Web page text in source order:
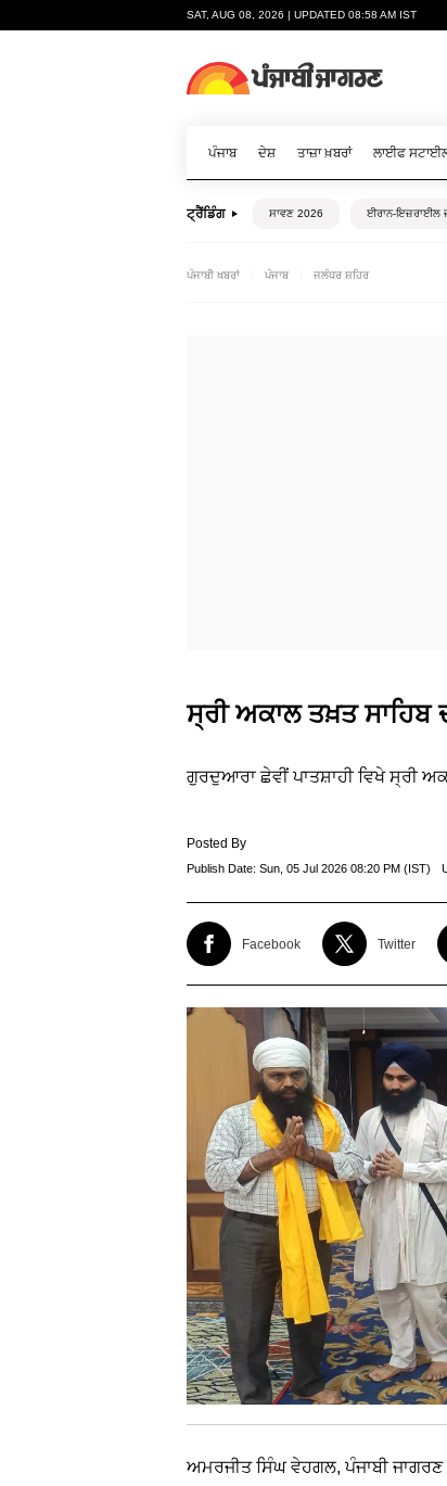
SAT, AUG 08, 2026 | UPDATED 08:58 AM IST
ਪੰਜਾਬ ਦੇਸ਼ ਤਾਜ਼ਾ ਖ਼ਬਰਾਂ ਲਾਈਫ
ਟ੍ਰੈਂਡਿੰਗ ਸਾਵਣ 2026 ਈਰਾਨ-ਇਜ਼ਰਾਈਲ
ਪੰਜਾਬੀ ਖ਼ਬਰਾਂ ਪੰਜਾਬ ਜਲੰਧਰ ਸ਼ਹਿਰ
ਸ੍ਰੀ ਅਕਾਲ ਤਖ਼ਤ ਸਾਹਿਬ
ਗੁਰਦੁਆਰਾ ਛੇਵੀਂ ਪਾਤਸ਼ਾਹੀ ਵਿਖੇ ਸ੍ਰੀ
Posted By
Publish Date: Sun, 05 Jul 2026 08:20 PM (IST)
Facebook Twitter
ਅਮਰਜੀਤ ਸਿੰਘ ਵੇਹਗਲ, ਪੰਜਾਬੀ ਜਾਗਰਣ